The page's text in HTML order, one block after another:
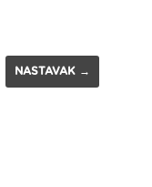
NASTAVAK →